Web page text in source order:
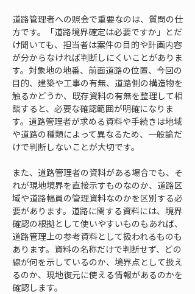
道路管理者への照会で重要なのは、質問の仕
方です。「道路境界確定は必要ですか」とだ
け聞いても、担当者は案件の目的や計画内容
が分からなければ判断しにくいことがありま
す。対象地の地番、前面道路の位置、今回の
目的、建築や工事の有無、道路側の構造物を
触るかどうか、既存資料の有無を整理して相
談すると、必要な確認範囲が明確になりま
す。道路管理者が求める資料や手続きは地域
や道路の種類によって異なるため、一般論だ
けで判断しないことが大切です。
また、道路管理者の資料がある場合でも、そ
れが現地境界を直接示すものなのか、道路区
域や道路幅員の管理資料なのかを区別する必
要があります。道路に関する資料には、境界
確認の根拠として使いやすいものもあれば、
道路管理上の参考資料として扱われるものも
あります。資料の名称だけで判断せず、どの
線が何を示しているのか、境界点として扱え
るのか、現地復元に使える情報があるのかを
確認します。